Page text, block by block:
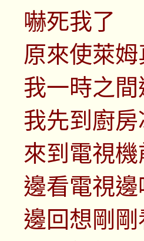
嚇死我了
原來使萊姆
我一時之
我先到廚
來到電視機
邊看電視
邊回想剛